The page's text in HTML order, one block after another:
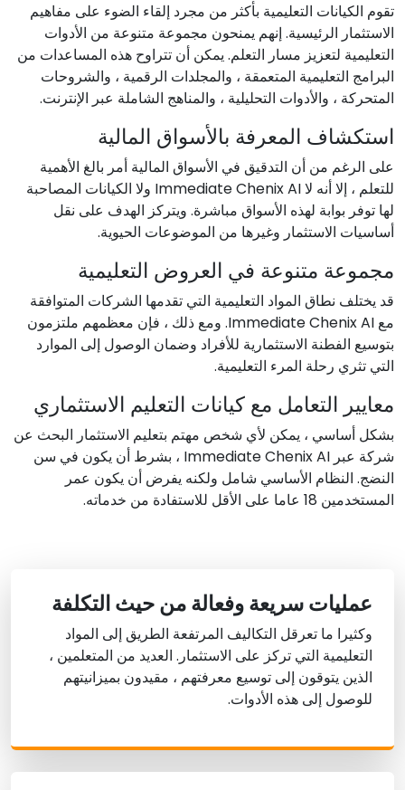
تقوم الكيانات التعليمية بأكثر من مجرد إلقاء الضوء على مفاهيم
الاستثمار الرئيسية. إنهم يمنحون مجموعة متنوعة من الأدوات
التعليمية لتعزيز مسار التعلم. يمكن أن تتراوح هذه المساعدات من
البرامج التعليمية المتعمقة ، والمجلدات الرقمية ، والشروحات
المتحركة ، والأدوات التحليلية ، والمناهج الشاملة عبر الإنترنت.
استكشاف المعرفة بالأسواق المالية
على الرغم من أن التدقيق في الأسواق المالية أمر بالغ الأهمية
للتعلم ، إلا أنه لا Immediate Chenix AI ولا الكيانات المصاحبة
لها توفر بوابة لهذه الأسواق مباشرة. ويتركز الهدف على نقل
أساسيات الاستثمار وغيرها من الموضوعات الحيوية.
مجموعة متنوعة في العروض التعليمية
قد يختلف نطاق المواد التعليمية التي تقدمها الشركات المتوافقة
مع Immediate Chenix AI. ومع ذلك ، فإن معظمهم ملتزمون
بتوسيع الفطنة الاستثمارية للأفراد وضمان الوصول إلى الموارد
التي تثري رحلة المرء التعليمية.
معايير التعامل مع كيانات التعليم الاستثماري
بشكل أساسي ، يمكن لأي شخص مهتم بتعليم الاستثمار البحث عن
شركة عبر Immediate Chenix AI ، بشرط أن يكون في سن
النضج. النظام الأساسي شامل ولكنه يفرض أن يكون عمر
المستخدمين 18 عاما على الأقل للاستفادة من خدماته.
عمليات سريعة وفعالة من حيث التكلفة
وكثيرا ما تعرقل التكاليف المرتفعة الطريق إلى المواد
التعليمية التي تركز على الاستثمار. العديد من المتعلمين ،
الذين يتوقون إلى توسيع معرفتهم ، مقيدون بميزانيتهم
للوصول إلى هذه الأدوات.